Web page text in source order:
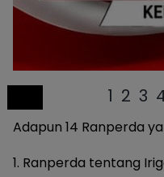
1 2 3
Adapun 14 Ranperda
1. Ranperda tentang